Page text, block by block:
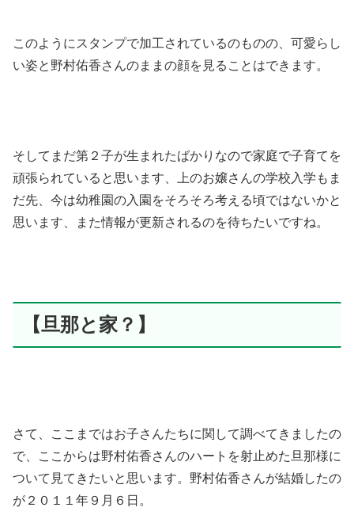
このようにスタンプで加工されているのものの、可愛らし
い姿と野村佑香さんのままの顔を見ることはできます。
そしてまだ第２子が生まれたばかりなので家庭で子育てを
頑張られていると思います、上のお嬢さんの学校入学もま
だ先、今は幼稚園の入園をそろそろ考える頃ではないかと
思います、また情報が更新されるのを待ちたいですね。
【旦那と家？】
さて、ここまではお子さんたちに関して調べてきましたの
で、ここからは野村佑香さんのハートを射止めた旦那様に
ついて見てきたいと思います。野村佑香さんが結婚したの
が２０１１年９月６日。